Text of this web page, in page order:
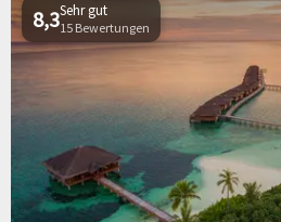
Sehr gut
15 Bewertungen
8,3